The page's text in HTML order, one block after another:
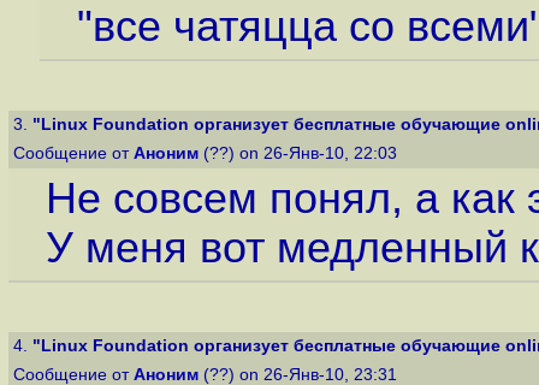
"все чатяцца со
3. "Linux Foundation организует бесплатные обучающие
Сообщение от Аноним (??) on 26-Янв-10, 22:03
Не совсем понял, а как
У меня вот медленный
4. "Linux Foundation организует бесплатные обучающие
Сообщение от Аноним (??) on 26-Янв-10, 23:31